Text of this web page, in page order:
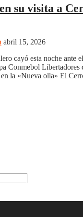
su visita a
abril 15, 2026
cayó esta noche ante
Conmebol
la «Nueva olla» El